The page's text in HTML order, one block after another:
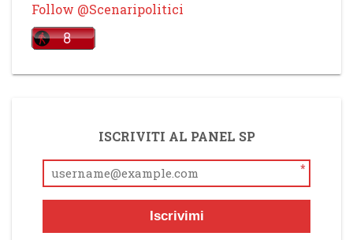
Follow @Scenaripolitici
ISCRIVITI AL PANEL SP
*
Iscrivimi